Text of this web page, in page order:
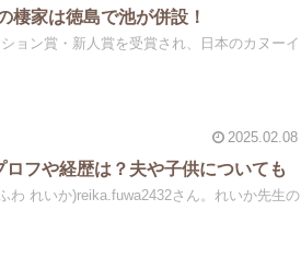
棲家は徳島で池が併設！
ョン賞・新人賞を受賞され、日本のカヌーイ
2025.02.08
ロフや経歴は？夫や子供についても
わ れいか)reika.fuwa2432さん。れいか先生の